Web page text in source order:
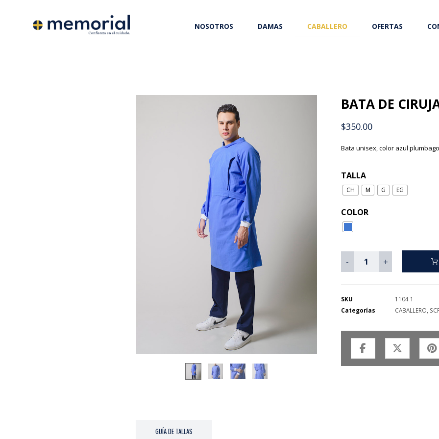
NOSOTROS DAMAS CABALLERO OFERTAS
BATA DE
$350.00
Bata unisex, color azul
TALLA
CH M G EG
COLOR
- +
SKU
1104 1
Categorías
CABALLERO
GUÍA DE TALLAS